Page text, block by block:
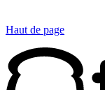
Haut de page